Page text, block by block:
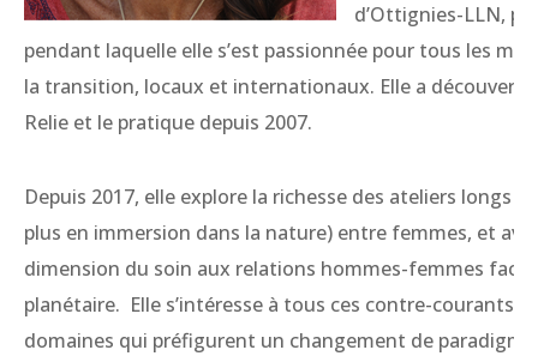
d’Ottignies-LLN,
pendant laquelle elle s’est passionnée pour tous les
la transition, locaux et internationaux. Elle a découvert
Relie et le pratique depuis 2007.
Depuis 2017, elle explore la richesse des ateliers longs
plus en immersion dans la nature) entre femmes, et
dimension du soin aux relations hommes-femmes face
planétaire. Elle s’intéresse à tous ces contre-courants
domaines qui préfigurent un changement de